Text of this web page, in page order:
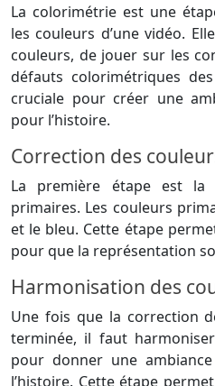
La colorimétrie est une
les couleurs d’une vidéo.
couleurs, de jouer sur les
défauts colorimétriques
cruciale pour créer une
pour l’histoire.
Correction des
La première étape est la
primaires. Les couleurs
et le bleu. Cette étape
pour que la représentation
Harmonisation des
Une fois que la correction
terminée, il faut
pour donner une
l’histoire. Cette étape